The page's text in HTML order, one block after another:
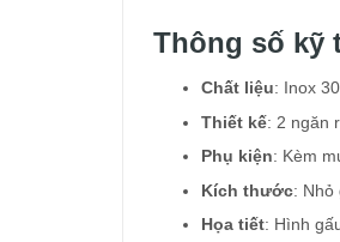
Thông số kỹ
Chất liệu: Inox
Thiết kế: 2 ngăn
Phụ kiện: Kèm
Kích thước: Nhỏ
Họa tiết: Hình